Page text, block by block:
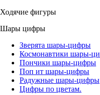
Ходячие фигуры
Шары цифры
Зверята шары-цифры
Космонавтики шары-
Пончики шары-цифры
Поп ит шары-цифры
Радужные шары-цифры
Цифры по цветам.